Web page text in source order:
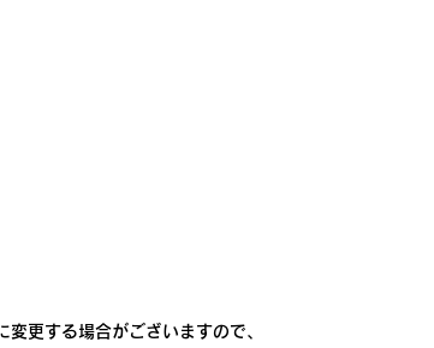
更する場合がございますので、